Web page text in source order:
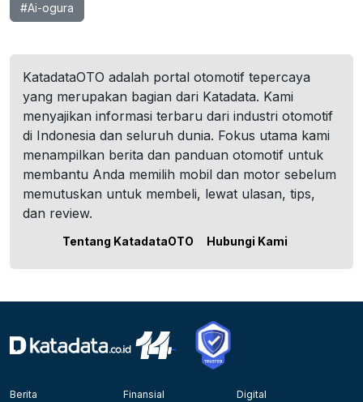
#Ai-ogura
KatadataOTO adalah portal otomotif tepercaya
yang merupakan bagian dari Katadata. Kami
menyajikan informasi terbaru dari industri otomotif
di Indonesia dan seluruh dunia. Fokus utama kami
menampilkan berita dan panduan otomotif untuk
membantu Anda memilih mobil dan motor sebelum
memutuskan untuk membeli, lewat ulasan, tips,
dan review.
Tentang KatadataOTO Hubungi Kami
Berita
Finansial
Digital